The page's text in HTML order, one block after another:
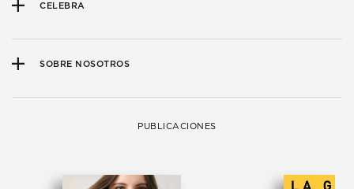
CELEBRA
SOBRE NOSOTROS
PUBLICACIONES